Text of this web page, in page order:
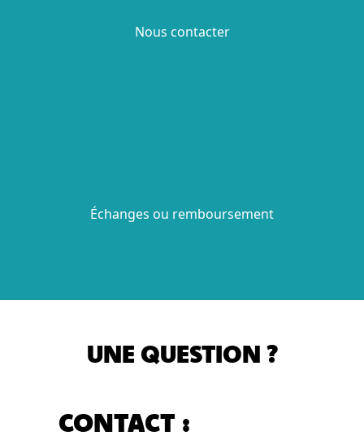
Nous contacter
Échanges ou remboursement
UNE QUESTION ?
CONTACT :